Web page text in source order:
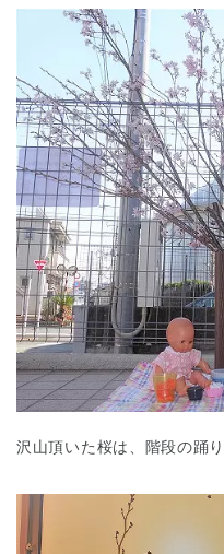
千
埼
兵
沢山頂いた桜は、階段の踊